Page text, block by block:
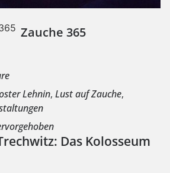
Zauche 365
Lehnin, Lust auf Zauche,
Das Kolosseum